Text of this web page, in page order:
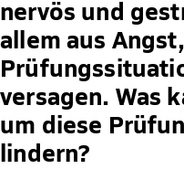
nervös und
allem aus
versagen. Was
um diese
lindern?